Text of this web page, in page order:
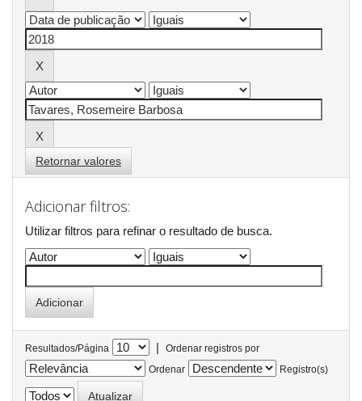
Retornar valores
Adicionar filtros:
Utilizar filtros para refinar o resultado de busca.
Resultados/Página |
Ordenar registros por
Ordenar
Registro(s)